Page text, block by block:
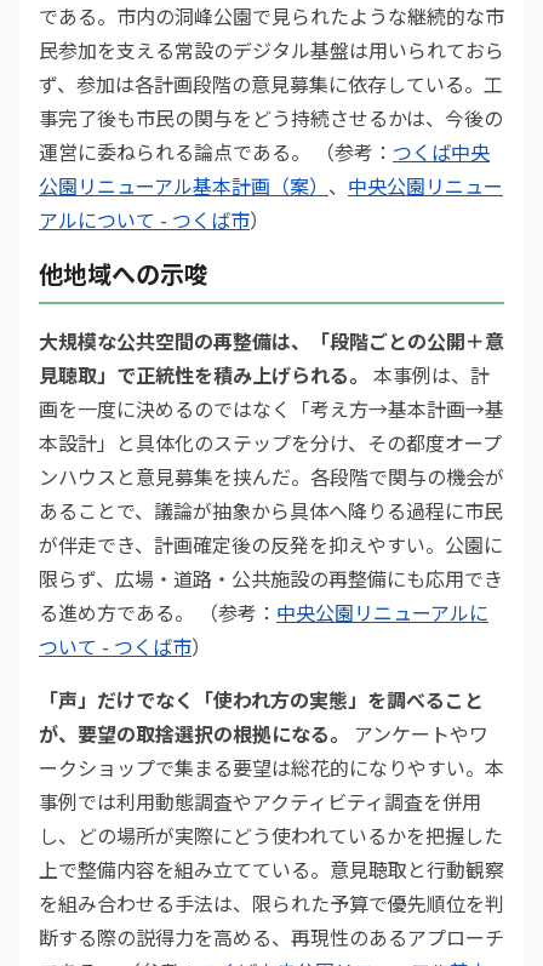
である。市内の洞峰公園で見られたような継続的な市
民参加を支える常設のデジタル基盤は用いられておら
ず、参加は各計画段階の意見募集に依存している。工
事完了後も市民の関与をどう持続させるかは、今後の
運営に委ねられる論点である。 （参考： つくば中央
公園リニューアル基本計画（案） 、 中央公園リニュー
アルについて - つくば市）
他地域への示唆
大規模な公共空間の再整備は、「段階ごとの公開＋意
見聴取」で正統性を積み上げられる。 本事例は、計
画を一度に決めるのではなく「考え方→基本計画→基
本設計」と具体化のステップを分け、その都度オープ
ンハウスと意見募集を挟んだ。各段階で関与の機会が
あることで、議論が抽象から具体へ降りる過程に市民
が伴走でき、計画確定後の反発を抑えやすい。公園に
限らず、広場・道路・公共施設の再整備にも応用でき
る進め方である。 （参考： 中央公園リニューアルに
ついて - つくば市）
「声」だけでなく「使われ方の実態」を調べること
が、要望の取捨選択の根拠になる。
アンケートやワ
ークショップで集まる要望は総花的になりやすい。本
事例では利用動態調査やアクティビティ調査を併用
し、どの場所が実際にどう使われているかを把握した
上で整備内容を組み立てている。意見聴取と行動観察
を組み合わせる手法は、限られた予算で優先順位を判
断する際の説得力を高める、再現性のあるアプローチ